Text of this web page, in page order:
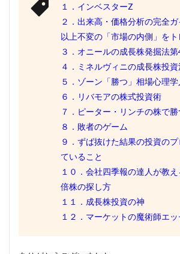
１．インベスターZ
２． 出来高・価格分析の完全
以上不変の「市場の内側」を
３．オニールの成長株発掘法第
４．ミネルヴィニの成長株投資
５．ゾーン「勝つ」相場心理学
６．リバモアの株式投資術
７．ピーター・リンチの株で
８．敗者のゲーム
９．ずば抜けた結果の投資の
ていること
１０．会社四季報の達人が教
倍株の探し方
１１．成長株投資の神
１２．マーケットの魔術師エ